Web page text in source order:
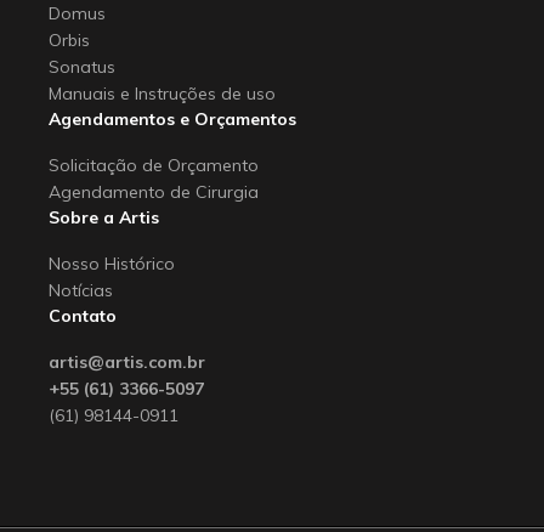
Domus
Orbis
Sonatus
Manuais e Instruções de uso
Agendamentos e Orçamentos
Solicitação de Orçamento
Agendamento de Cirurgia
Sobre a Artis
Nosso Histórico
Notícias
Contato
artis@artis.com.br
+55 (61) 3366-5097
(61) 98144-0911